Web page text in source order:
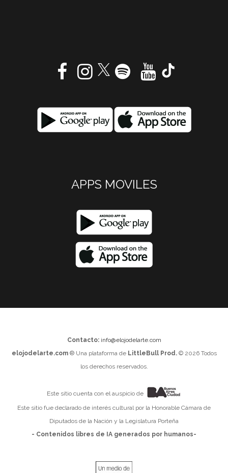
APPS MOVILES
Contacto: info@elojodelarte.com
elojodelarte.com® Una plataforma de LittleBull Prod.© 2026 Todos
los derechos reservados.
Este sitio cuenta con el auspicio de
Este sitio fue declarado de interés cultural por la Honorable Cámara de
Diputados de la Nación y la Legislatura Porteña
- Contenidos libres de IA generados por humanos-